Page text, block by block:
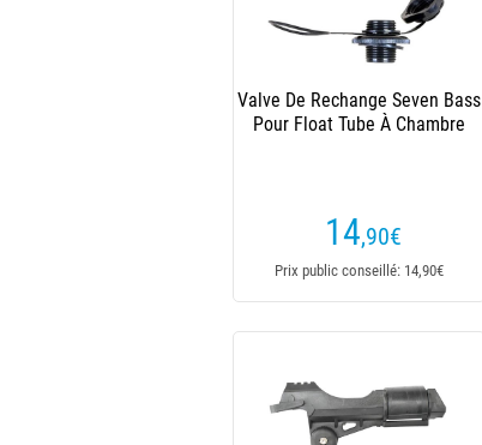
Valve De Rechange Seven Bass
Pour Float Tube À Chambre
14,90€
Prix public conseillé: 14,90€